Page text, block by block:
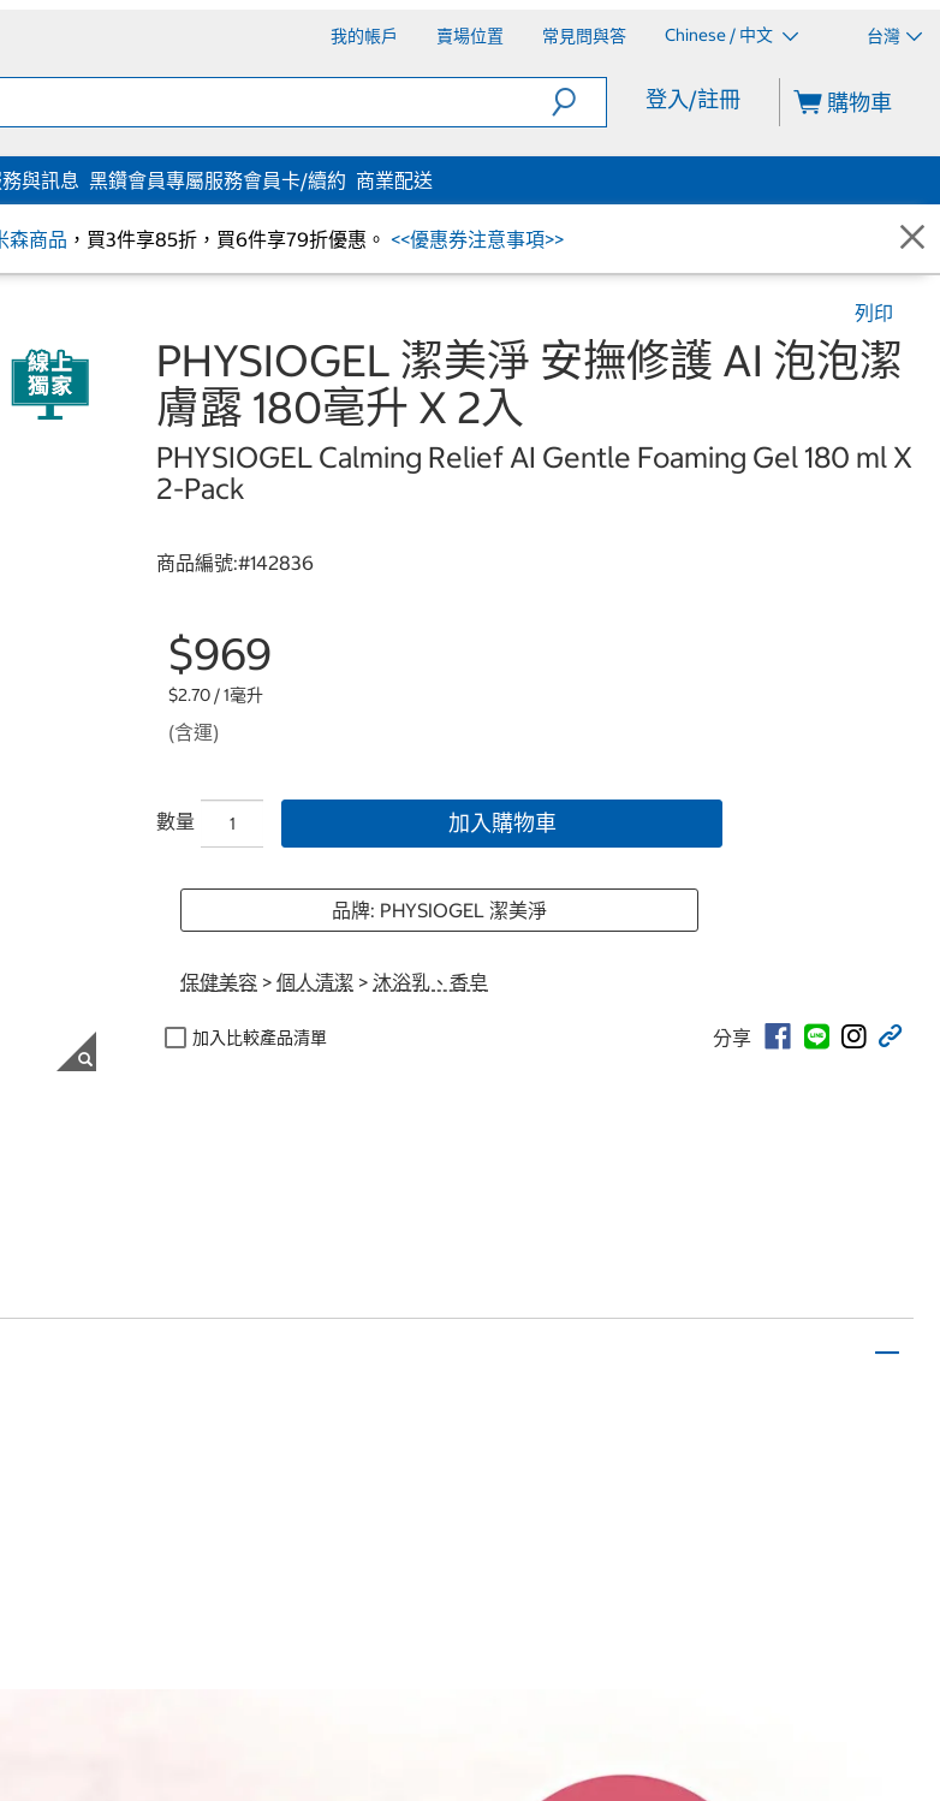
我的帳戶 賣場位置 常見問與答 Chinese / 中文 台灣
登入/註冊 購物車
與訊息 黑鑽會員專屬服務會員卡/續約 商業配送
森商品 ，買3件享85折，買6件享79折優惠。 <<優惠券注意事項>>
列印
PHYSIOGEL 潔美淨 安撫修護 AI 泡泡潔
膚露 180毫升 X 2入
PHYSIOGEL Calming Relief AI Gentle Foaming Gel 180 ml X
2-Pack
商品編號:#142836
$969
$2.70 / 1毫升
(含運)
數量 加入購物車
品牌: PHYSIOGEL 潔美淨
保健美容 > 個人清潔 > 沐浴乳、香皂
加入比較產品清單 分享